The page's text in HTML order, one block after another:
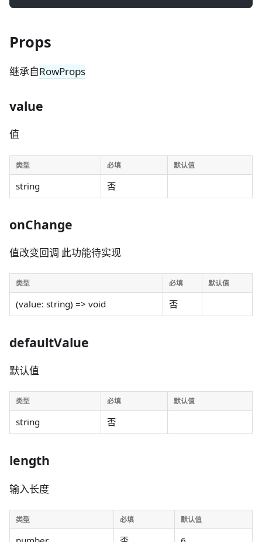
Props
继承自RowProps
value
值
类型 必填 默认值
string 否
onChange
值改变回调 此功能待实现
类型 必填 默认值
(value: string) => void 否
defaultValue
默认值
类型 必填 默认值
string 否
length
输入长度
类型 必填 默认值